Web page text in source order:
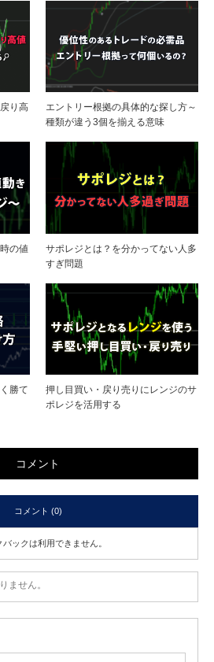
り高
エントリー根拠の具体的な探し方～
種類が違う3個を揃える意味
の値
サポレジとは？を分かってない人多
すぎ問題
勝て
押し目買い・戻り売りにレンジのサ
ポレジを活用する
コメント
コメント (0)
バックは利用できません。
ません。